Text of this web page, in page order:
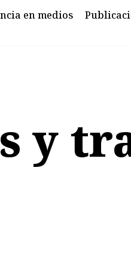
en medios
y